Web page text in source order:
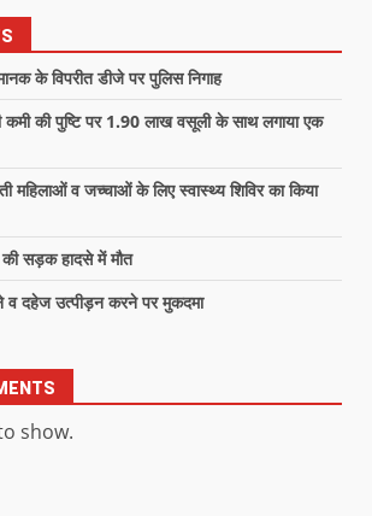
के विपरीत डीजे पर पुलिस निगाह
कमी की पुष्टि पर 1.90 लाख वसूली के साथ लगाया एक
महिलाओं व जच्चाओं के लिए स्वास्थ्य शिविर का किया
की सड़क हादसे में मौत
व दहेज उत्पीड़न करने पर मुकदमा
show.